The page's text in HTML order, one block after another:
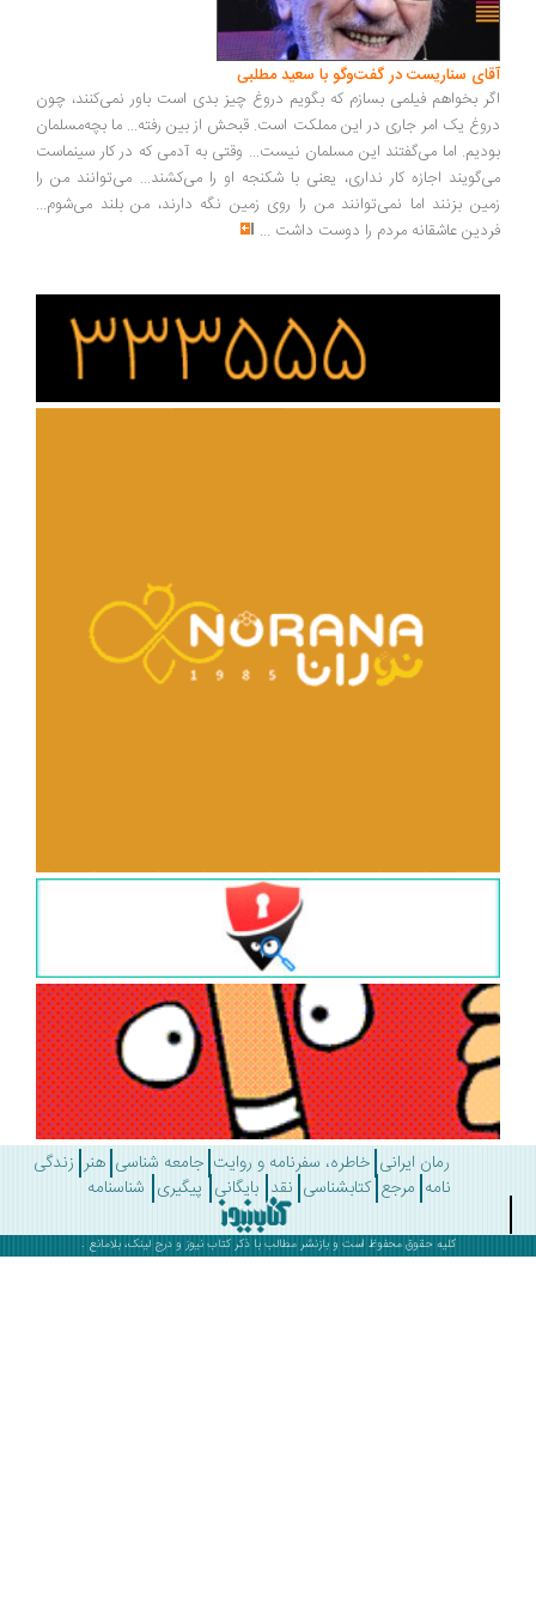
سناریست در گفت‌وگو با سعید مطلبی
بخواهم فیلمی بسازم که بگویم دروغ چیز بدی است باور نمی‌کنند، چون
یک امر جاری در این مملکت است. قبحش از بین رفته... ما بچه‌مسلمان
اما می‌گفتند این مسلمان نیست... وقتی به آدمی که در کار سینماست
اجازه کار نداری، یعنی با شکنجه او را می‌کشند... می‌توانند من را
بزنند اما نمی‌توانند من را روی زمین نگه دارند، من بلند می‌شوم...
عاشقانه مردم را دوست داشت ...
رمان ایرانی خاطره، سفرنامه و روایت جامعه شناسی هنر زندگی
مرجع کتابشناسی نقد بایگانی پیگیری شناسنامه
کلیه حقوق محفوظ است و بازنشر مطالب با ذکرکتاب نیوز و درج لینک، بلامانع .